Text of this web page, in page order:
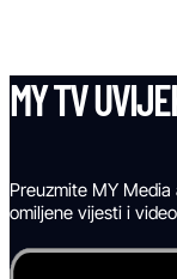
MY TV
Preuzmite MY
omiljene vijesti i